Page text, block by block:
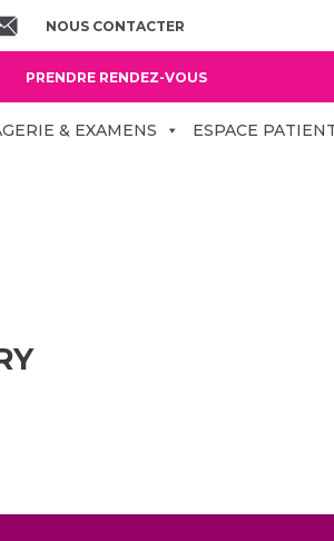
NOUS CONTACTER
PRENDRE RENDEZ-VOUS
& EXAMENS ESPACE